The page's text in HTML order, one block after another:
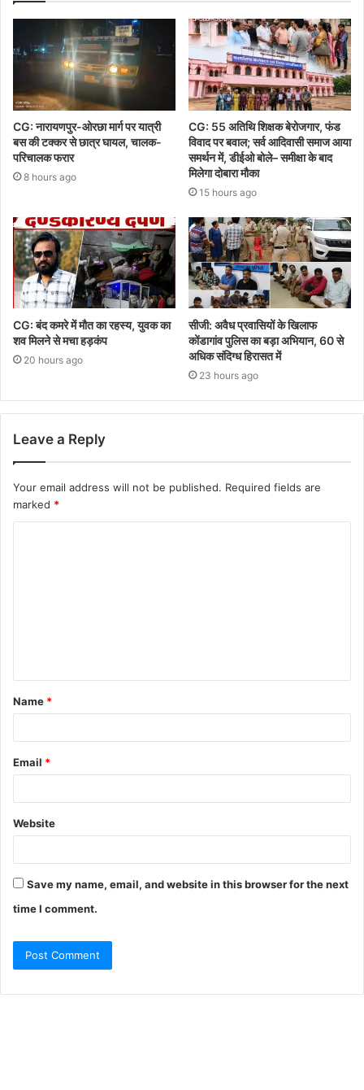
CG: नारायणपुर-ओरछा मार्ग पर यात्री
बस की टक्कर से छात्र घायल, चालक-
परिचालक फरार
8 hours ago
CG: 55 अतिथि शिक्षक बेरोजगार, फंड
विवाद पर बवाल; सर्व आदिवासी समाज आया
समर्थन में, डीईओ बोले– समीक्षा के बाद
मिलेगा दोबारा मौका
15 hours ago
CG: बंद कमरे में मौत का रहस्य, युवक का
शव मिलने से मचा हड़कंप
20 hours ago
सीजी: अवैध प्रवासियों के खिलाफ
कोंडागांव पुलिस का बड़ा अभियान, 60 से
अधिक संदिग्ध हिरासत में
23 hours ago
Leave a Reply
Your email address will not be published. Required fields are
marked *
t
*
Name *
Email *
Website
Save my name, email, and website in this browser for the next
time I comment.